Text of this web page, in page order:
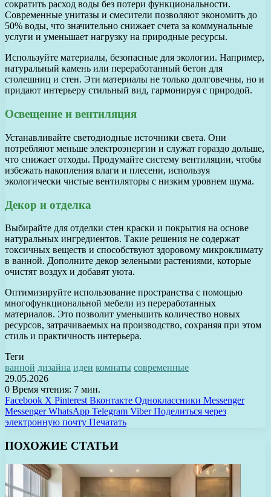
сократить расход воды без потери функциональности.
Современные унитазы и смесители позволяют экономить до
50% воды, что значительно снижает счета за коммунальные
услуги и уменьшает нагрузку на природные ресурсы.
Используйте материалы, безопасные для экологии. Например,
натуральный камень или переработанный бетон для
столешниц и стен. Эти материалы не только долговечны, но и
придают интерьеру стильный вид, гармонируя с природой.
Освещение и вентиляция
Устанавливайте светодиодные источники света. Они
потребляют меньше электроэнергии и служат гораздо дольше,
что снижает отходы. Продумайте систему вентиляции, чтобы
избежать накопления влаги и плесени, используя
экологически чистые вентиляторы с низким уровнем шума.
Декор и отделка
Выбирайте для отделки стен краски и покрытия на основе
натуральных ингредиентов. Такие решения не содержат
токсичных веществ и способствуют здоровому микроклимату
в ванной. Дополните декор зелеными растениями, которые
очистят воздух и добавят уюта.
Оптимизируйте использование пространства с помощью
многофункциональной мебели из переработанных
материалов. Это позволит уменьшить количество новых
ресурсов, затрачиваемых на производство, сохраняя при этом
стиль и практичность интерьера.
Теги
ванной дизайна идеи комнаты современные
29.05.2026
0 Время чтения: 7 мин.
Facebook X Pinterest Вконтакте Одноклассники Messenger
Messenger WhatsApp Telegram Viber Поделиться через
электронную почту Печатать
ПОХОЖИЕ СТАТЬИ